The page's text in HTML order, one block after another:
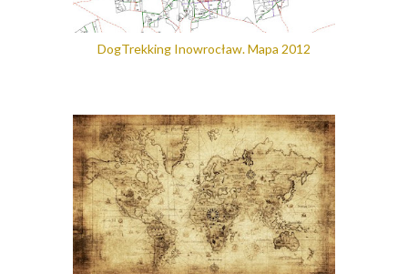
DogTrekking Inowrocław. Mapa 2012